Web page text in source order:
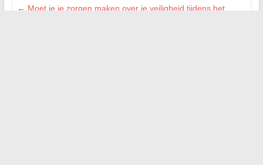
← Moet je je zorgen maken over je veiligheid tijdens het